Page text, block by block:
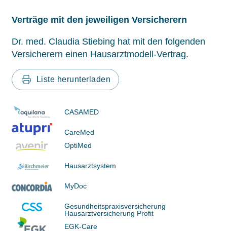
Verträge mit den jeweiligen Versicherern
Dr. med. Claudia Stiebing hat mit den folgenden
Versicherern einen Hausarztmodell-Vertrag.
Liste herunterladen
CASAMED
CareMed
OptiMed
Hausarztsystem
MyDoc
Gesundheitspraxisversicherung
Hausarztversicherung Profit
EGK-Care